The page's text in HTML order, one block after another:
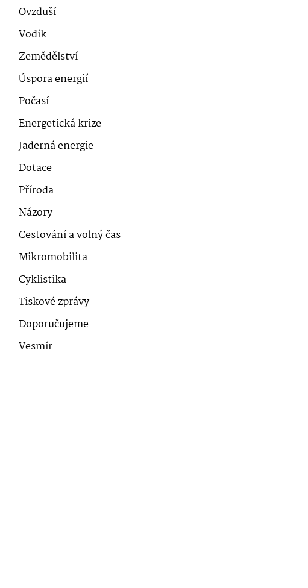
Ovzduší
Vodík
Zemědělství
Úspora energií
Počasí
Energetická krize
Jaderná energie
Dotace
Příroda
Názory
Cestování a volný čas
Mikromobilita
Cyklistika
Tiskové zprávy
Doporučujeme
Vesmír